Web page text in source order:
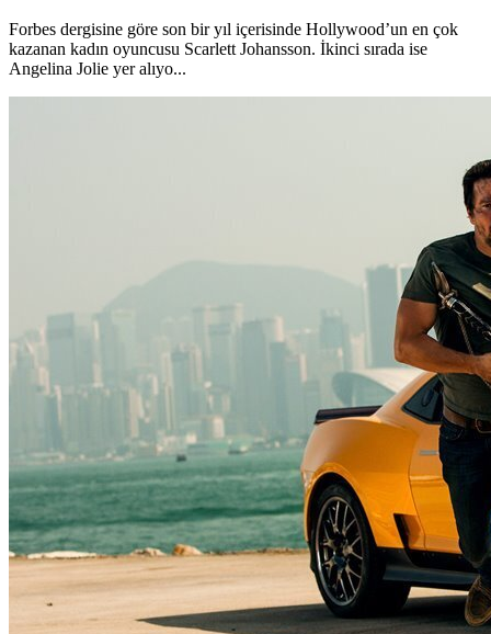
Forbes dergisine göre son bir yıl içerisinde Hollywood’un en çok
kazanan kadın oyuncusu Scarlett Johansson. İkinci sırada ise
Angelina Jolie yer alıyo...